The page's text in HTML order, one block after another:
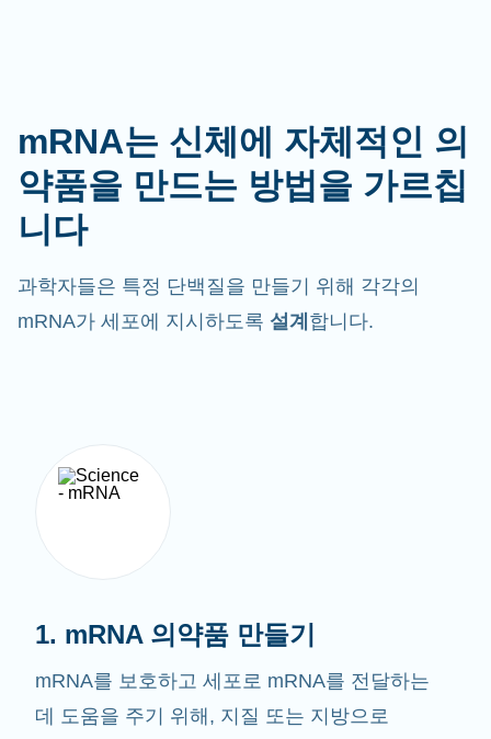
mRNA는 신체에 자체적인 의
약품을 만드는 방법을 가르칩
니다
과학자들은 특정 단백질을 만들기 위해 각각의
mRNA가 세포에 지시하도록 설계 합니다.
1. mRNA 의약품 만들기
mRNA를 보호하고 세포로 mRNA를 전달하는
데 도움을 주기 위해, 지질 또는 지방으로